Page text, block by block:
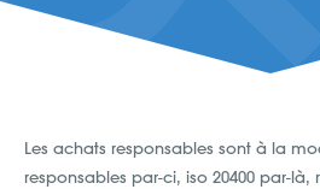
Les achats responsables sont à la
responsables par-ci, iso 20400 par-